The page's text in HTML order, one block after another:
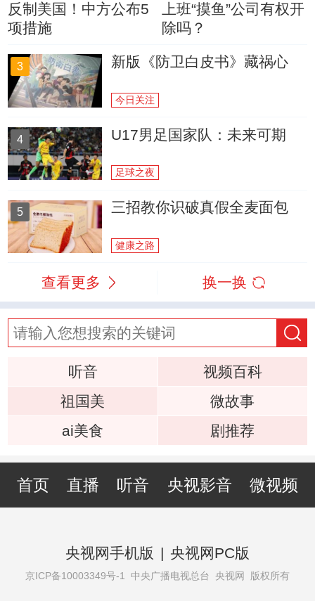
反制美国！中方公布5
项措施
上班“摸鱼”公司有权开
除吗？
3 新版《防卫白皮书》藏祸心
今日关注
4 U17男足国家队：未来可期
足球之夜
5 三招教你识破真假全麦面包
健康之路
查看更多 换一换
听音
视频百科
祖国美
微故事
ai美食
剧推荐
首页 直播 听音 央视影音 微视频
央视网手机版 | 央视网PC版
京ICP备10003349号-1 中央广播电视总台 央视网 版权所有